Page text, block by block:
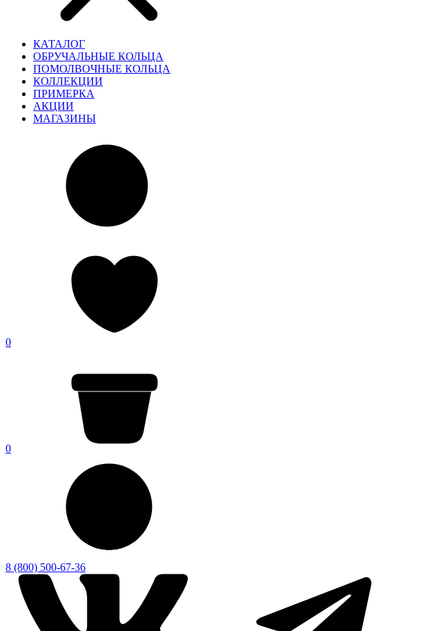
КАТАЛОГ
ОБРУЧАЛЬНЫЕ КОЛЬЦА
ПОМОЛВОЧНЫЕ КОЛЬЦА
КОЛЛЕКЦИИ
ПРИМЕРКА
АКЦИИ
МАГАЗИНЫ
0
0
8 (800) 500-67-36